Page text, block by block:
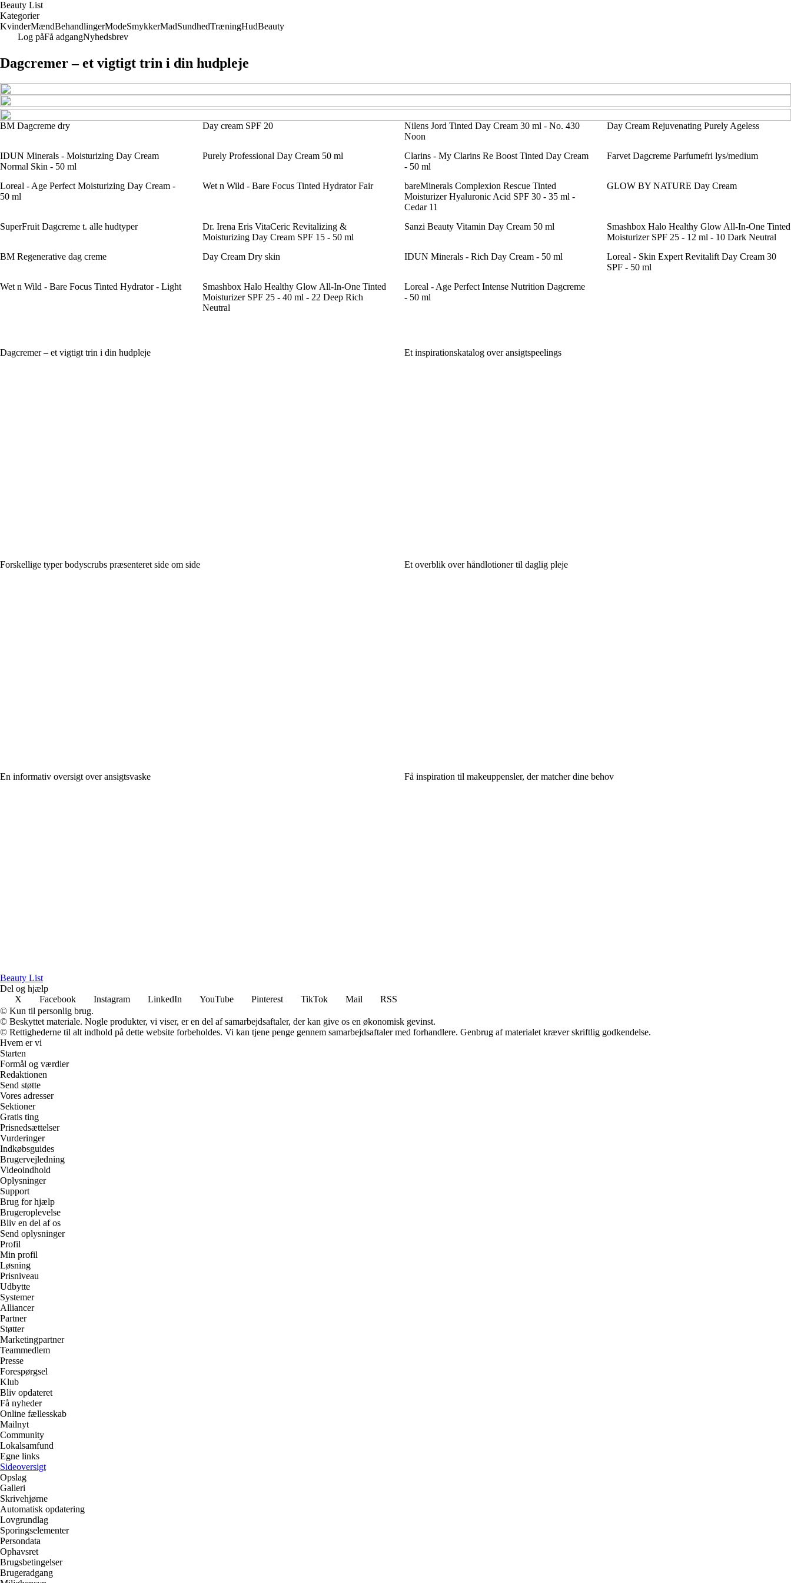
Beauty List
Kategorier
KvinderMændBehandlingerModeSmykkerMadSundhedTræningHudBeauty
Log påFå adgangNyhedsbrev
Dagcremer – et vigtigt trin i din hudpleje
BM Dagcreme dry Day cream SPF 20
Nilens Jord Tinted Day Cream 30 ml - No. 430
Noon
Day Cream Rejuvenating Purely Ageless
IDUN Minerals - Moisturizing Day Cream
Normal Skin - 50 ml
Purely Professional Day Cream 50 ml
Clarins - My Clarins Re Boost Tinted Day Cream
- 50 ml
Farvet Dagcreme Parfumefri lys/medium
Loreal - Age Perfect Moisturizing Day Cream -
50 ml
Wet n Wild - Bare Focus Tinted Hydrator Fair
bareMinerals Complexion Rescue Tinted
Moisturizer Hyaluronic Acid SPF 30 - 35 ml -
Cedar 11
GLOW BY NATURE Day Cream
SuperFruit Dagcreme t. alle hudtyper
Dr. Irena Eris VitaCeric Revitalizing &
Moisturizing Day Cream SPF 15 - 50 ml
Sanzi Beauty Vitamin Day Cream 50 ml
Smashbox Halo Healthy Glow All-In-One Tinted
Moisturizer SPF 25 - 12 ml - 10 Dark Neutral
BM Regenerative dag creme
Day Cream Dry skin IDUN Minerals - Rich Day Cream - 50 ml
Loreal - Skin Expert Revitalift Day Cream 30
SPF - 50 ml
Wet n Wild - Bare Focus Tinted Hydrator - Light
Smashbox Halo Healthy Glow All-In-One Tinted
Moisturizer SPF 25 - 40 ml - 22 Deep Rich
Neutral
Loreal - Age Perfect Intense Nutrition Dagcreme
- 50 ml
Dagcremer – et vigtigt trin i din hudpleje Et inspirationskatalog over ansigtspeelings
Forskellige typer bodyscrubs præsenteret side om side Et overblik over håndlotioner til daglig pleje
En informativ oversigt over ansigtsvaske Få inspiration til makeuppensler, der matcher dine behov
Beauty List
Del og hjælp
X
Facebook Instagram LinkedIn YouTube Pinterest TikTok Mail
RSS
© Kun til personlig brug.
© Beskyttet materiale. Nogle produkter, vi viser, er en del af samarbejdsaftaler, der kan give os en økonomisk gevinst.
© Rettighederne til alt indhold på dette website forbeholdes. Vi kan tjene penge gennem samarbejdsaftaler med forhandlere. Genbrug af materialet kræver skriftlig godkendelse.
Hvem er vi
Starten
Formål og værdier
Redaktionen
Send støtte
Vores adresser
Sektioner
Gratis ting
Prisnedsættelser
Vurderinger
Indkøbsguides
Brugervejledning
Videoindhold
Oplysninger
Support
Brug for hjælp
Brugeroplevelse
Bliv en del af os
Send oplysninger
Profil
Min profil
Løsning
Prisniveau
Udbytte
Systemer
Alliancer
Partner
Støtter
Marketingpartner
Teammedlem
Presse
Forespørgsel
Klub
Bliv opdateret
Få nyheder
Online fællesskab
Mailnyt
Community
Lokalsamfund
Egne links
Sideoversigt
Opslag
Galleri
Skrivehjørne
Automatisk opdatering
Lovgrundlag
Sporingselementer
Persondata
Ophavsret
Brugsbetingelser
Brugeradgang